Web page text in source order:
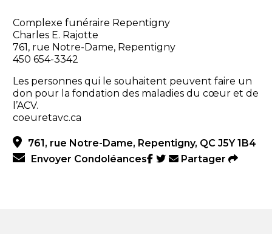
Complexe funéraire Repentigny
Charles E. Rajotte
761, rue Notre-Dame, Repentigny
450 654-3342
Les personnes qui le souhaitent peuvent faire un
don pour la fondation des maladies du cœur et de
l’ACV.
coeuretavc.ca
761, rue Notre-Dame, Repentigny, QC J5Y 1B4
Envoyer Condoléances
Partager